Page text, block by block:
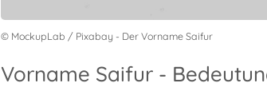
© MockupLab / Pixabay - Der Vorname Saifur
Vorname Saifur -